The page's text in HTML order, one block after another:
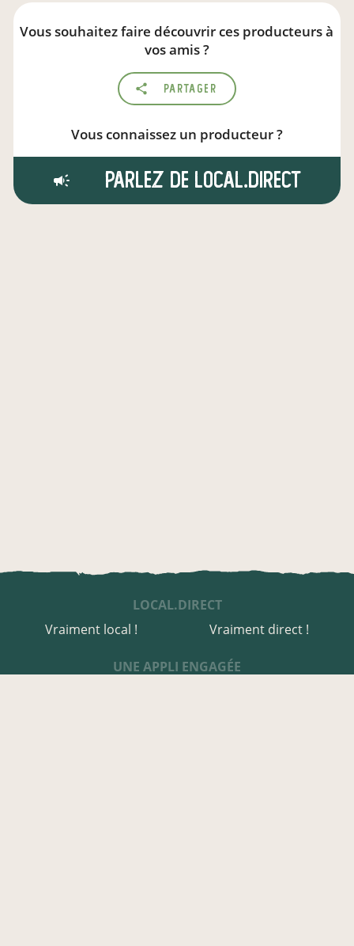
Vous souhaitez faire découvrir ces producteurs à
vos amis ?
Partager
Vous connaissez un producteur ?
Parlez de local.direct
LOCAL.DIRECT
Vraiment local !
Vraiment direct !
UNE APPLI ENGAGÉE